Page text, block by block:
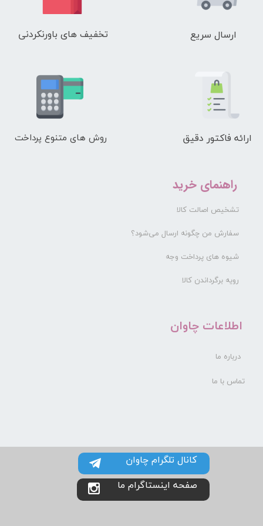
ارسال سریع تخفیف های باورنکردنی
ارائه فاکتور دقیق روش های متنوع پرداخت
راهنمای خرید
تشخیص اصالت کالا
سفارش من چگونه ارسال می‌شود؟
شیوه های پرداخت وجه
رویه برگرداندن کالا
​اطلاعات چاوان
درباره ما
تماس با ما
کانال تلگرام چاوان
صفحه اینستاگرام ما